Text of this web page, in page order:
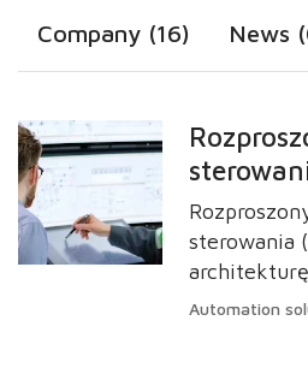
Company (16) News
sterowania
Automation